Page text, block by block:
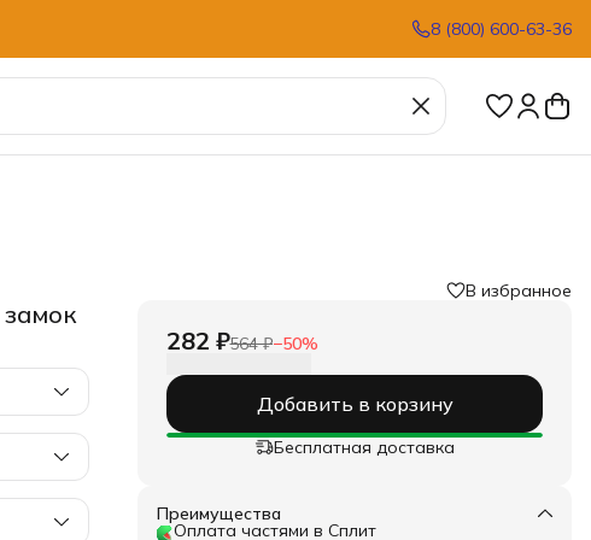
8 (800) 600-63-36
В избранное
282 ₽564 ₽−50%
Добавить в корзину
Бесплатная доставка
Преимущества
Оплата частями в Сплит